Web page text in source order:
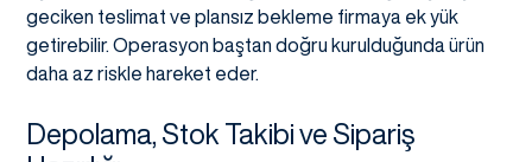
geciken teslimat ve plansız bekleme firmaya ek yük
getirebilir. Operasyon baştan doğru kurulduğunda ürün
daha az riskle hareket eder.
Depolama, Stok Takibi ve Sipariş